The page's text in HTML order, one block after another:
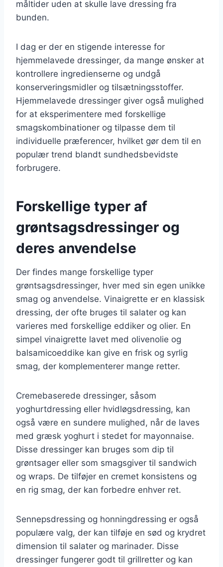
måltider uden at skulle lave dressing fra
bunden.
I dag er der en stigende interesse for
hjemmelavede dressinger, da mange ønsker at
kontrollere ingredienserne og undgå
konserveringsmidler og tilsætningsstoffer.
Hjemmelavede dressinger giver også mulighed
for at eksperimentere med forskellige
smagskombinationer og tilpasse dem til
individuelle præferencer, hvilket gør dem til en
populær trend blandt sundhedsbevidste
forbrugere.
Forskellige typer af
grøntsagsdressinger og
deres anvendelse
Der findes mange forskellige typer
grøntsagsdressinger, hver med sin egen unikke
smag og anvendelse. Vinaigrette er en klassisk
dressing, der ofte bruges til salater og kan
varieres med forskellige eddiker og olier. En
simpel vinaigrette lavet med olivenolie og
balsamicoeddike kan give en frisk og syrlig
smag, der komplementerer mange retter.
Cremebaserede dressinger, såsom
yoghurtdressing eller hvidløgsdressing, kan
også være en sundere mulighed, når de laves
med græsk yoghurt i stedet for mayonnaise.
Disse dressinger kan bruges som dip til
grøntsager eller som smagsgiver til sandwich
og wraps. De tilføjer en cremet konsistens og
en rig smag, der kan forbedre enhver ret.
Sennepsdressing og honningdressing er også
populære valg, der kan tilføje en sød og krydret
dimension til salater og marinader. Disse
dressinger fungerer godt til grillretter og kan